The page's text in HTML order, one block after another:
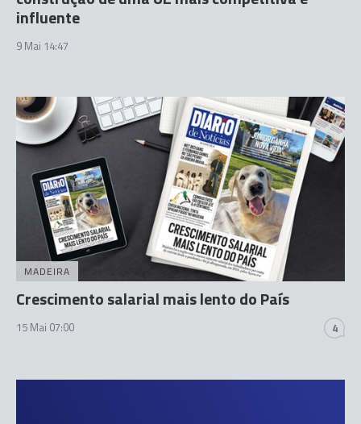
influente
9 Mai 14:47
MADEIRA
Crescimento salarial mais lento do País
15 Mai 07:00 4